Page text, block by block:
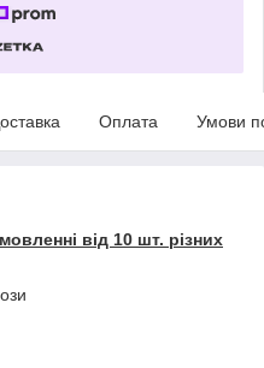
Оплата Умови
від 10 шт. різних